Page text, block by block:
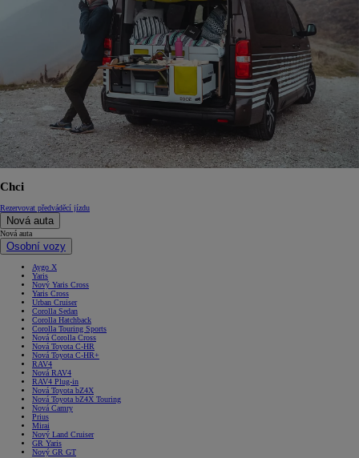
Chci
Rezervovat předváděcí jízdu
Nová auta
Nová auta
Osobní vozy
Aygo X
Yaris
Nový Yaris Cross
Yaris Cross
Urban Cruiser
Corolla Sedan
Corolla Hatchback
Corolla Touring Sports
Nová Corolla Cross
Nová Toyota C-HR
Nová Toyota C-HR+
RAV4
Nová RAV4
RAV4 Plug-in
Nová Toyota bZ4X
Nová Toyota bZ4X Touring
Nová Camry
Prius
Mirai
Nový Land Cruiser
GR Yaris
Nový GR GT